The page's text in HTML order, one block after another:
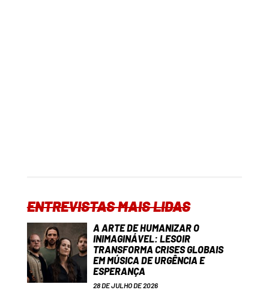
ENTREVISTAS MAIS LIDAS
A ARTE DE HUMANIZAR O
INIMAGINÁVEL: LESOIR
TRANSFORMA CRISES GLOBAIS
EM MÚSICA DE URGÊNCIA E
ESPERANÇA
28 DE JULHO DE 2026